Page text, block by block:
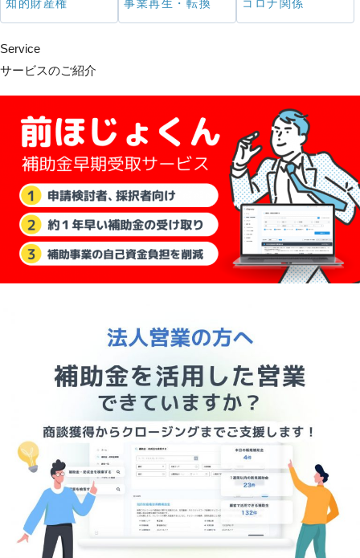
知的財産権 事業再生・転換 コロナ関係
Service
サービスのご紹介